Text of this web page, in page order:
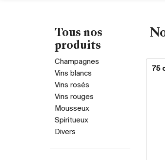
Tous nos
produits
Champagnes
Vins blancs
Vins rosés
Vins rouges
Mousseux
Spiritueux
Divers
75